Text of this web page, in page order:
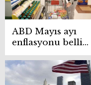
ABD Mayıs ayı
enflasyonu belli
oldu! Beklentinin
altında geldi